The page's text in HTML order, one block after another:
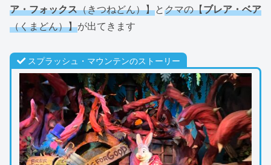
ア・フォックス（きつねどん）】とクマの【ブレア・ベア
（くまどん）】が出てきます
スプラッシュ・マウンテンのストーリー